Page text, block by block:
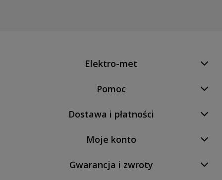
Elektro-met
Pomoc
Dostawa i płatności
Moje konto
Gwarancja i zwroty